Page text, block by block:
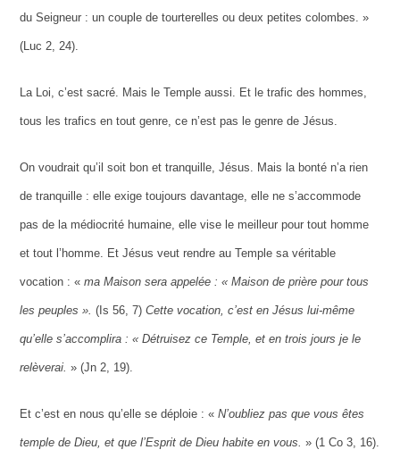
du Seigneur : un couple de tourterelles ou deux petites colombes. »
(Luc 2, 24).
La Loi, c’est sacré. Mais le Temple aussi. Et le trafic des hommes,
tous les trafics en tout genre, ce n’est pas le genre de Jésus.
On voudrait qu’il soit bon et tranquille, Jésus. Mais la bonté n’a rien
de tranquille : elle exige toujours davantage, elle ne s’accommode
pas de la médiocrité humaine, elle vise le meilleur pour tout homme
et tout l’homme. Et Jésus veut rendre au Temple sa véritable
vocation : «ma Maison sera appelée : « Maison de prière pour tous
les peuples ». (Is 56, 7)Cette vocation, c’est en Jésus lui-même
qu’elle s’accomplira : « Détruisez ce Temple, et en trois jours je le
relèverai. » (Jn 2, 19).
Et c’est en nous qu’elle se déploie : «N’oubliez pas que vous êtes
temple de Dieu, et que l’Esprit de Dieu habite en vous. » (1 Co 3, 16).